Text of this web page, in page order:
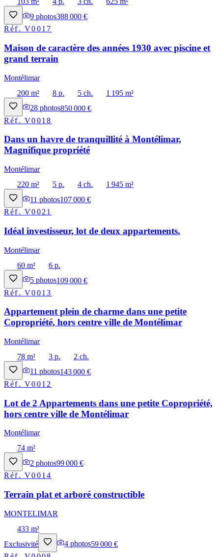
9 photos388 000 €
Réf.V0017
Maison de caractère des années 1930 avec piscine et
grand terrain
Montélimar
200 m²
8 p. 5 ch.
1 195 m²
28 photos850 000 €
Réf.V0018
Dans un havre de tranquillité à Montélimar,
Magnifique propriété
Montélimar
220 m²
5 p. 4 ch.
1 945 m²
11 photos107 000 €
Réf.V0021
Idéal investisseur, lot de deux appartements.
Montélimar
60 m²
6 p.
5 photos109 000 €
Réf.V0013
Appartement plein de charme dans une petite
Copropriété, hors centre ville de Montélimar
Montélimar
78 m²
3 p.
2 ch.
11 photos143 000 €
Réf.V0012
Lot de 2 Appartements dans une petite Copropriété,
hors centre ville de Montélimar
Montélimar
74 m²
2 photos99 000 €
Réf.V0014
Terrain plat et arboré constructible
MONTELIMAR
433 m²
Exclusivité
4 photos59 000 €